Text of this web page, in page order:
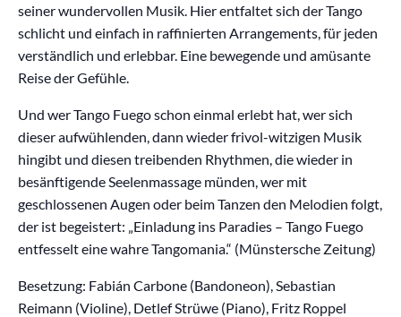
seiner wundervollen Musik. Hier entfaltet sich der Tango
schlicht und einfach in raffinierten Arrangements, für jeden
verständlich und erlebbar. Eine bewegende und amüsante
Reise der Gefühle.
Und wer Tango Fuego schon einmal erlebt hat, wer sich
dieser aufwühlenden, dann wieder frivol-witzigen Musik
hingibt und diesen treibenden Rhythmen, die wieder in
besänftigende Seelenmassage münden, wer mit
geschlossenen Augen oder beim Tanzen den Melodien folgt,
der ist begeistert: „Einladung ins Paradies – Tango Fuego
entfesselt eine wahre Tangomania.“ (Münstersche Zeitung)
Besetzung: Fabián Carbone (Bandoneon), Sebastian
Reimann (Violine), Detlef Strüwe (Piano), Fritz Roppel